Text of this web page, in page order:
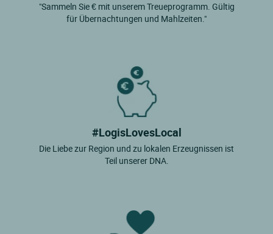
"Sammeln Sie € mit unserem Treueprogramm. Gültig
für Übernachtungen und Mahlzeiten."
#LogisLovesLocal
Die Liebe zur Region und zu lokalen Erzeugnissen ist
Teil unserer DNA.